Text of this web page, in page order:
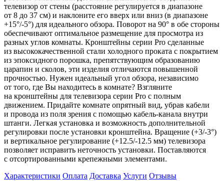
телевизор от стены (расстояние регулируется в диапазоне
от 8 до 37 см) и наклоните его вверх или вниз (в диапазоне
+15°/-5°) для идеального обзора. Поворот на 90° в обе стороны
обеспечивают оптимальное размещение для просмотра из
разных углов комнаты. Кронштейны серии Pro cделанные
из высококачественной стали холодного проката с покрытием
из эпоксидного порошка, препятствующим образованию
царапин и сколов, эти изделия отличаются повышенной
прочностью. Нужен идеальный угол обзора, независимо
от того, где Вы находитесь в комнате? Взгляните
на кронштейны для телевизора серии Pro с полным
движением. Придайте комнате опрятный вид, убрав кабели
и провода из поля зрения с помощью кабель-канала внутри
штанги. Легкая установка и возможность дополнительной
регулировки после установки кронштейна. Вращение (+3/-3°)
и вертикальное регулирование (+12.5/-12.5 мм) телевизора
позволяет исправить неточность установки. Поставляются
с отсортированными крепежными элементами.
Характеристики Оплата Доставка Услуги Отзывы